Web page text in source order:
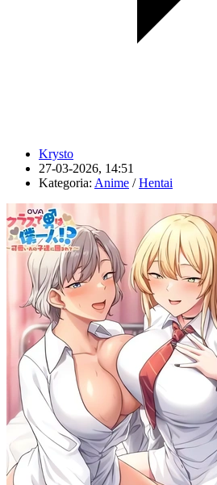
Krysto
27-03-2026, 14:51
Kategoria: Anime /Hentai